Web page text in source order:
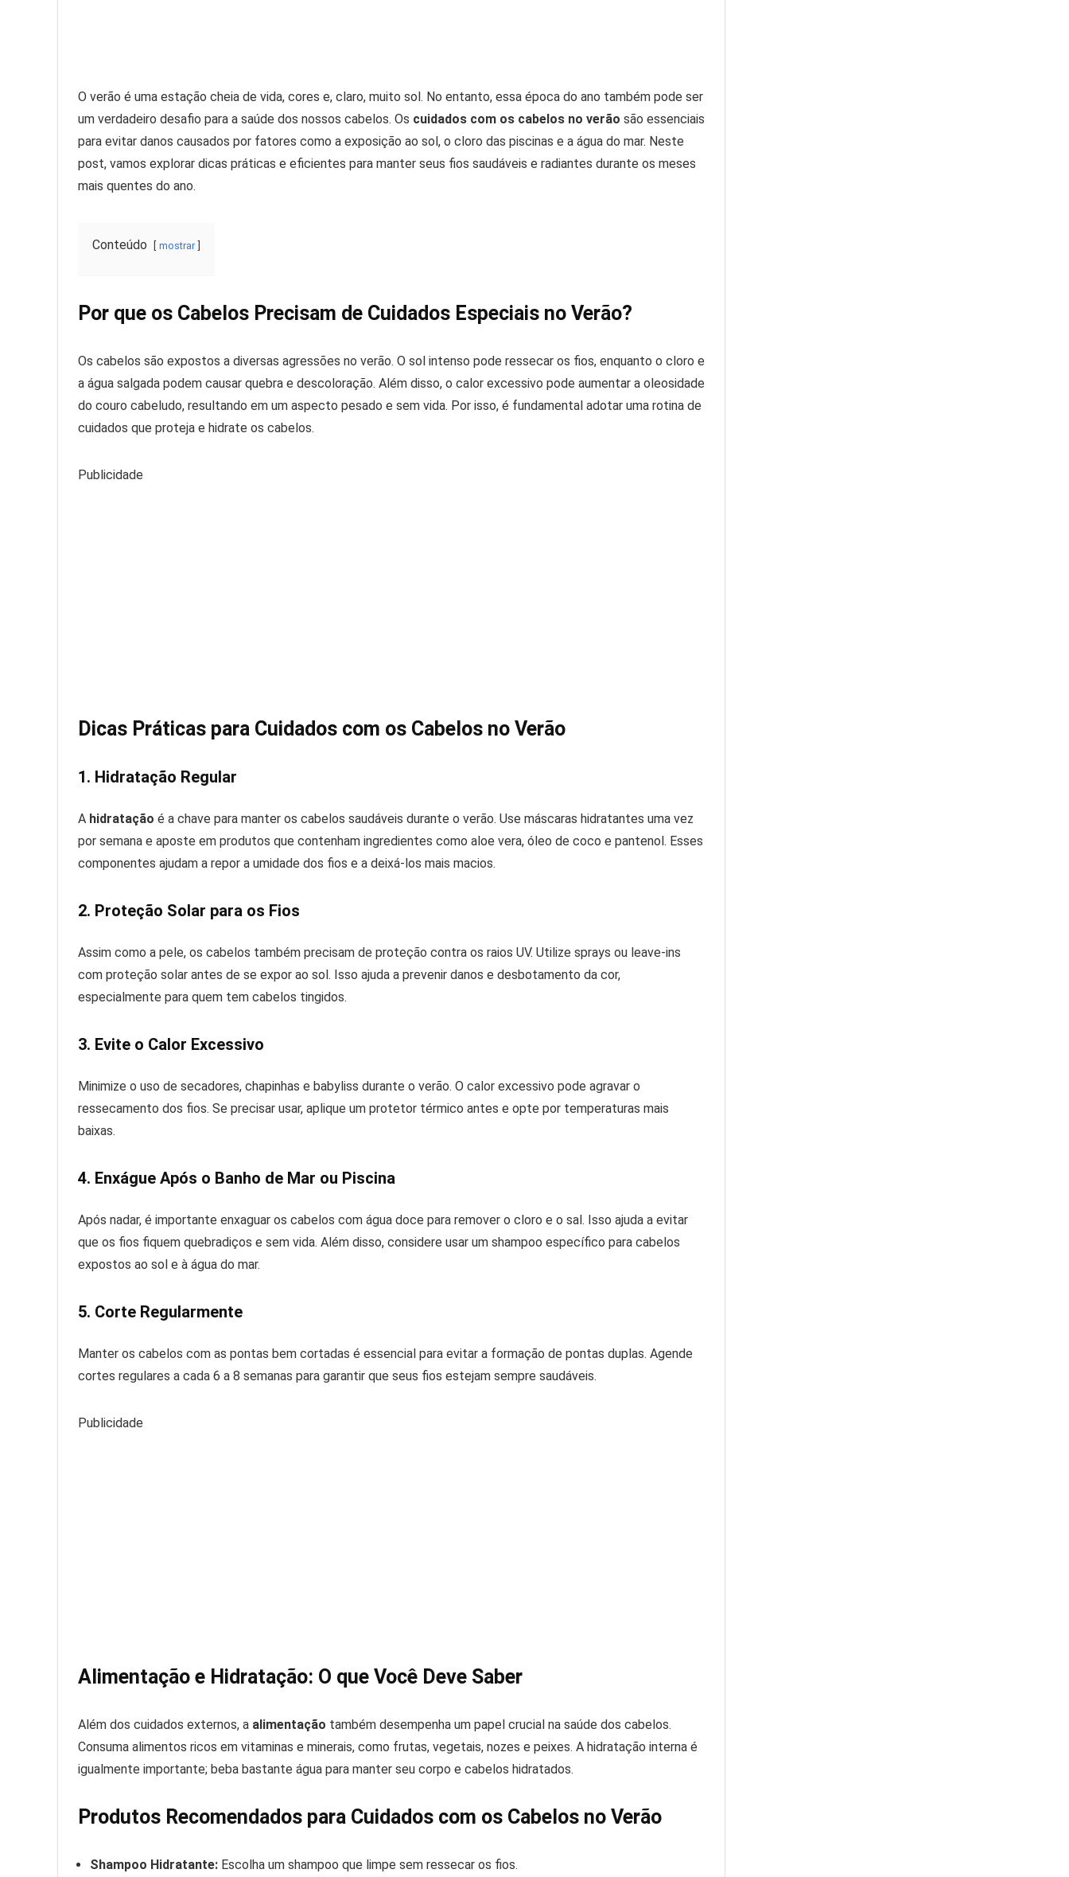
O verão é uma estação cheia de vida, cores e, claro, muito sol. No entanto, essa época do ano também pode ser
um verdadeiro desafio para a saúde dos nossos cabelos. Os cuidados com os cabelos no verão são essenciais
para evitar danos causados por fatores como a exposição ao sol, o cloro das piscinas e a água do mar. Neste
post, vamos explorar dicas práticas e eficientes para manter seus fios saudáveis e radiantes durante os meses
mais quentes do ano.
Conteúdo mostrar
Por que os Cabelos Precisam de Cuidados Especiais no Verão?
Os cabelos são expostos a diversas agressões no verão. O sol intenso pode ressecar os fios, enquanto o cloro e
a água salgada podem causar quebra e descoloração. Além disso, o calor excessivo pode aumentar a oleosidade
do couro cabeludo, resultando em um aspecto pesado e sem vida. Por isso, é fundamental adotar uma rotina de
cuidados que proteja e hidrate os cabelos.
Publicidade
Dicas Práticas para Cuidados com os Cabelos no Verão
1. Hidratação Regular
A hidratação é a chave para manter os cabelos saudáveis durante o verão. Use máscaras hidratantes uma vez
por semana e aposte em produtos que contenham ingredientes como aloe vera, óleo de coco e pantenol. Esses
componentes ajudam a repor a umidade dos fios e a deixá-los mais macios.
2. Proteção Solar para os Fios
Assim como a pele, os cabelos também precisam de proteção contra os raios UV. Utilize sprays ou leave-ins
com proteção solar antes de se expor ao sol. Isso ajuda a prevenir danos e desbotamento da cor,
especialmente para quem tem cabelos tingidos.
3. Evite o Calor Excessivo
Minimize o uso de secadores, chapinhas e babyliss durante o verão. O calor excessivo pode agravar o
ressecamento dos fios. Se precisar usar, aplique um protetor térmico antes e opte por temperaturas mais
baixas.
4. Enxágue Após o Banho de Mar ou Piscina
Após nadar, é importante enxaguar os cabelos com água doce para remover o cloro e o sal. Isso ajuda a evitar
que os fios fiquem quebradiços e sem vida. Além disso, considere usar um shampoo específico para cabelos
expostos ao sol e à água do mar.
5. Corte Regularmente
Manter os cabelos com as pontas bem cortadas é essencial para evitar a formação de pontas duplas. Agende
cortes regulares a cada 6 a 8 semanas para garantir que seus fios estejam sempre saudáveis.
Publicidade
Alimentação e Hidratação: O que Você Deve Saber
Além dos cuidados externos, a alimentação também desempenha um papel crucial na saúde dos cabelos.
Consuma alimentos ricos em vitaminas e minerais, como frutas, vegetais, nozes e peixes. A hidratação interna é
igualmente importante; beba bastante água para manter seu corpo e cabelos hidratados.
Produtos Recomendados para Cuidados com os Cabelos no Verão
Shampoo Hidratante: Escolha um shampoo que limpe sem ressecar os fios.